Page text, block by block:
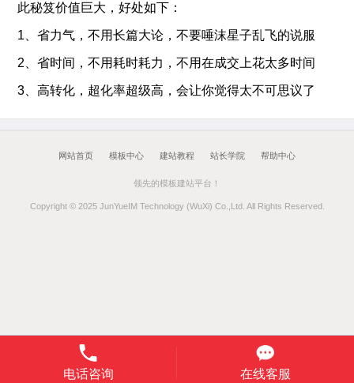
此秘笈价值巨大，好处如下：
1、省力气，不用长篇大论，不要唾沫星子乱飞的说服
2、省时间，不用耗时耗力，不用在成交上花太多时间
3、高转化，超化率超级高，会让你觉得太不可思议了
网站首页 模板中心 建站教程 站长学院 帮助中心
领先的模板建站平台！
Copyright © 2025 JunYueIM Technology (WuXi) Co.,Ltd. All Rights Reserved.
电话咨询 在线客服